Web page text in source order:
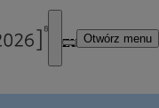
Otwórz menu
który czuwa nad